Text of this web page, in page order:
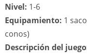
Nivel: 1-6
Equipamiento: 1
conos)
Descripción del